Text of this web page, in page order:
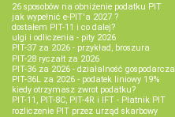
26 sposobów na obniżenie podatku PIT
jak wypełnić e-PIT'a 2027 ?
dostałem PIT-11 i co dalej?
ulgi i odliczenia - pity 2026
PIT-37 za 2026 - przykład, broszura
PIT-28 ryczałt za 2026
PIT-36 za 2026 - działalność gospodarcza
PIT-36L za 2026 - podatek liniowy 19%
kiedy otrzymasz zwrot podatku?
PIT-11, PIT-8C, PIT-4R i IFT - Płatnik PIT
rozliczenie PIT przez urząd skarbowy